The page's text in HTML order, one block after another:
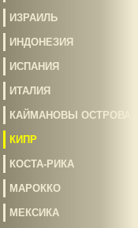
ИЗРАИЛЬ
ИНДОНЕЗИЯ
ИСПАНИЯ
ИТАЛИЯ
КАЙМАНОВЫ ОСТРОВА
КИПР
КОСТА-РИКА
МАРОККО
МЕКСИКА